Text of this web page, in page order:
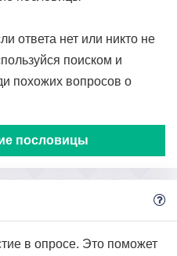
ответа нет или никто не
поиском и
похожих вопросов о
пословицы
в опросе. Это поможет